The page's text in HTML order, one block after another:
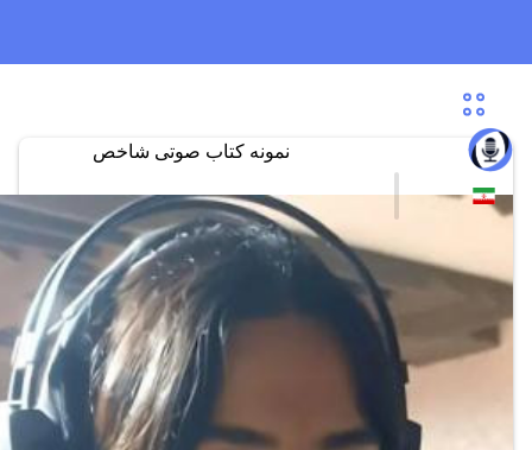
نمونه کتاب صوتی شاخص